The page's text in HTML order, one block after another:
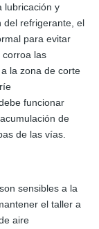
lubricación y
del refrigerante, el
para evitar
corroa las
la zona de corte
funcionar
de
de las vías.
sensibles a la
el taller a
aire